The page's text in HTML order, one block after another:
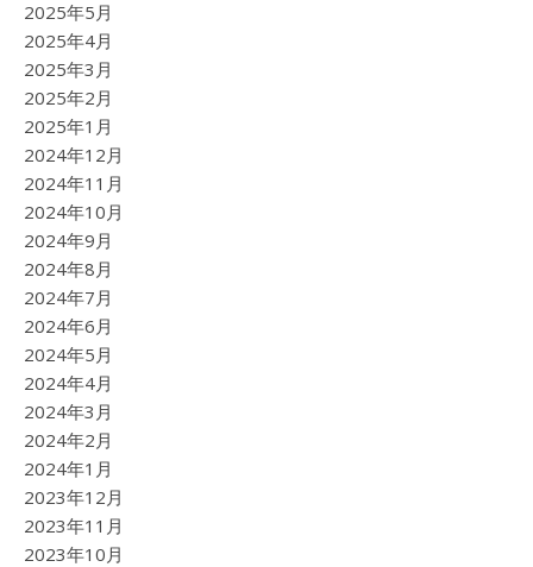
2025年5月
2025年4月
2025年3月
2025年2月
2025年1月
2024年12月
2024年11月
2024年10月
2024年9月
2024年8月
2024年7月
2024年6月
2024年5月
2024年4月
2024年3月
2024年2月
2024年1月
2023年12月
2023年11月
2023年10月